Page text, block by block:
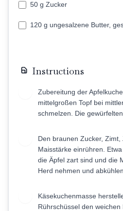
50 g Zucker
120 g ungesalzene Butter,
Instructions
Zubereitung der
mittelgroßen Topf bei
schmelzen. Die
Den braunen Zucker,
Maisstärke einrühren.
die Äpfel zart sind und die
Herd nehmen und
Käsekuchenmasse
Rührschüssel den